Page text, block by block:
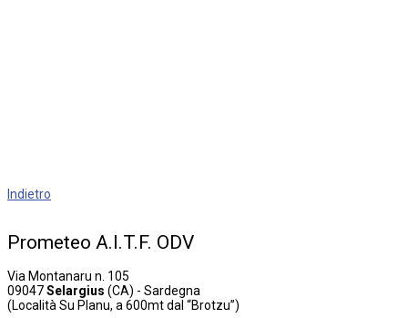
Indietro
Prometeo A.I.T.F. ODV
Via Montanaru n. 105
09047Selargius (CA) - Sardegna
(Località Su Planu, a 600mt dal “Brotzu”)